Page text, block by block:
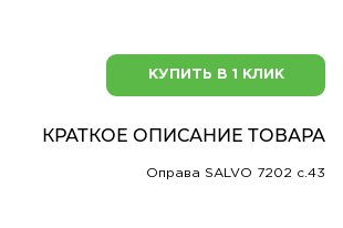
КУПИТЬ В 1 КЛИК
КРАТКОЕ ОПИСАНИЕ ТОВАРА
Оправа SALVO 7202 c.43